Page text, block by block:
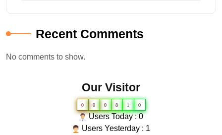
Recent Comments
No comments to show.
Our Visitor
0 0 0 8 1 0
Users Today : 0
Users Yesterday : 1